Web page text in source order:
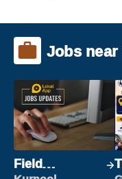
Jobs
Field